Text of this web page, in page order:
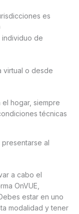
es
individuo de
virtual o desde
hogar, siempre
técnicas
al
a cabo el
OnVUE,
estar en uno
modalidad y tener